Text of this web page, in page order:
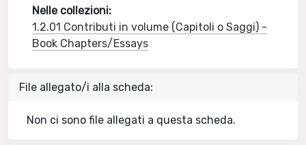
Nelle collezioni:
1.2.01 Contributi in volume (Capitoli o Saggi) -
Book Chapters/Essays
File allegato/i alla scheda:
Non ci sono file allegati a questa scheda.